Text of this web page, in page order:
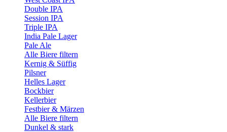
Double IPA
Session IPA
Triple IPA
India Pale Lager
Pale Ale
Alle Biere filtern
Kernig & Süffig
Pilsner
Helles Lager
Bockbier
Kellerbier
Festbier & Märzen
Alle Biere filtern
Dunkel & stark